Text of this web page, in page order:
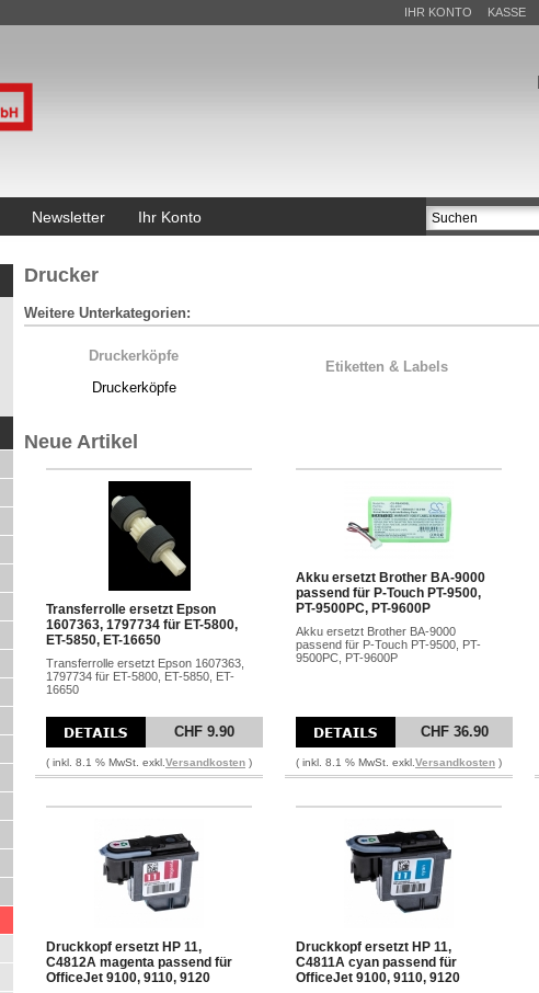
IHR KONTO KASSE
Newsletter Ihr Konto
Drucker
Weitere Unterkategorien:
Druckerköpfe
Druckerköpfe
Etiketten & Labels
Neue Artikel
Transferrolle ersetzt Epson
1607363, 1797734 für ET-5800,
ET-5850, ET-16650
Transferrolle ersetzt Epson 1607363,
1797734 für ET-5800, ET-5850, ET-
16650
CHF 9.90
( inkl. 8.1 % MwSt. exkl. Versandkosten )
Akku ersetzt Brother BA-9000
passend für P-Touch PT-9500,
PT-9500PC, PT-9600P
Akku ersetzt Brother BA-9000
passend für P-Touch PT-9500, PT-
9500PC, PT-9600P
CHF 36.90
( inkl. 8.1 % MwSt. exkl. Versandkosten )
Druckkopf ersetzt HP 11,
C4812A magenta passend für
OfficeJet 9100, 9110, 9120
Druckkopf ersetzt HP 11,
C4811A cyan passend für
OfficeJet 9100, 9110, 9120